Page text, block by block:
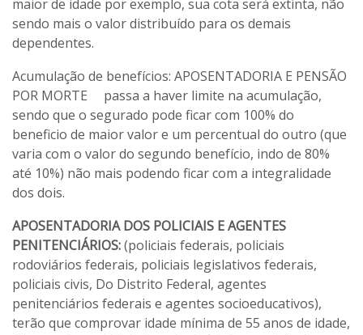
maior de idade por exemplo, sua cota será extinta, não
sendo mais o valor distribuído para os demais
dependentes.
Acumulação de benefícios: APOSENTADORIA E PENSÃO
POR MORTE passa a haver limite na acumulação,
sendo que o segurado pode ficar com 100% do
beneficio de maior valor e um percentual do outro (que
varia com o valor do segundo benefício, indo de 80%
até 10%) não mais podendo ficar com a integralidade
dos dois.
APOSENTADORIA DOS POLICIAIS E AGENTES
PENITENCIÁRIOS:(policiais federais, policiais
rodoviários federais, policiais legislativos federais,
policiais civis, Do Distrito Federal, agentes
penitenciários federais e agentes socioeducativos),
terão que comprovar idade mínima de 55 anos de idade,